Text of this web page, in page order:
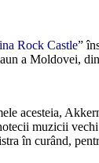
Rock Castle”
a Moldovei,
acesteia,
muzicii
în curând,